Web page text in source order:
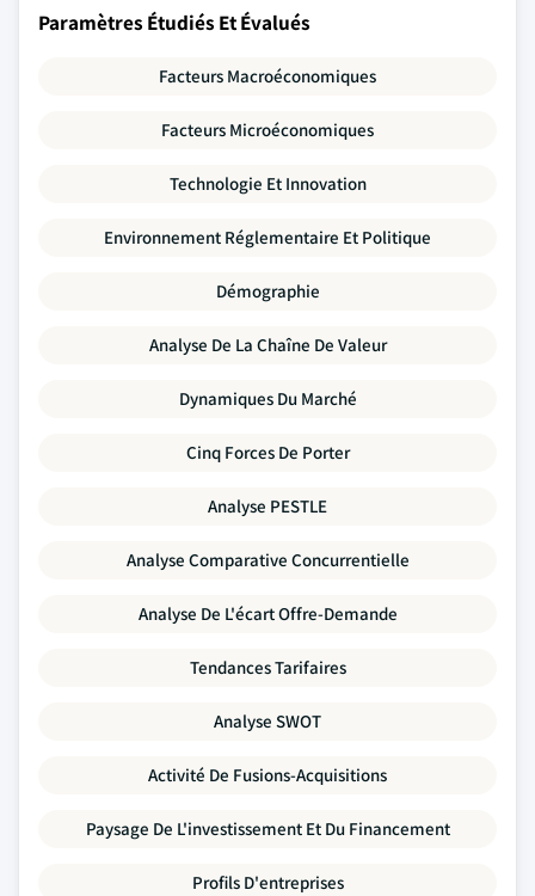
Paramètres Étudiés Et Évalués
Facteurs Macroéconomiques
Facteurs Microéconomiques
Technologie Et Innovation
Environnement Réglementaire Et Politique
Démographie
Analyse De La Chaîne De Valeur
Dynamiques Du Marché
Cinq Forces De Porter
Analyse PESTLE
Analyse Comparative Concurrentielle
Analyse De L'écart Offre-Demande
Tendances Tarifaires
Analyse SWOT
Activité De Fusions-Acquisitions
Paysage De L'investissement Et Du Financement
Profils D'entreprises